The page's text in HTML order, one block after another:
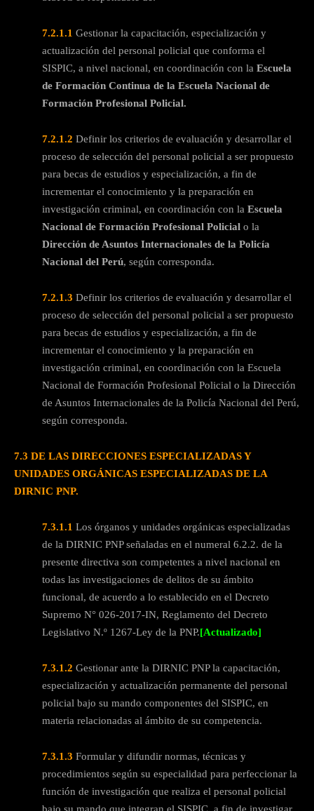
7.2.1.1 Gestionar la capacitación, especialización y
actualización del personal policial que conforma el
SISPIC, a nivel nacional, en coordinación con la Escuela
de Formación Continua de la Escuela Nacional de
Formación Profesional Policial.
7.2.1.2 Definir los criterios de evaluación y desarrollar el
proceso de selección del personal policial a ser propuesto
para becas de estudios y especialización, a fin de
incrementar el conocimiento y la preparación en
investigación criminal, en coordinación con la Escuela
Nacional de Formación Profesional Policial o la
Dirección de Asuntos Internacionales de la Policía
Nacional del Perú, según corresponda.
7.2.1.3 Definir los criterios de evaluación y desarrollar el
proceso de selección del personal policial a ser propuesto
para becas de estudios y especialización, a fin de
incrementar el conocimiento y la preparación en
investigación criminal, en coordinación con la Escuela
Nacional de Formación Profesional Policial o la Dirección
de Asuntos Internacionales de la Policía Nacional del Perú,
según corresponda.
7.3 DE LAS DIRECCIONES ESPECIALIZADAS Y
UNIDADES ORGÁNICAS ESPECIALIZADAS DE LA
DIRNIC PNP.
7.3.1.1 Los órganos y unidades orgánicas especializadas
de la DIRNIC PNP señaladas en el numeral 6.2.2. de la
presente directiva son competentes a nivel nacional en
todas las investigaciones de delitos de su ámbito
funcional, de acuerdo a lo establecido en el Decreto
Supremo N° 026-2017-IN, Reglamento del Decreto
Legislativo N.º 1267-Ley de la PNP.[Actualizado]
7.3.1.2 Gestionar ante la DIRNIC PNP la capacitación,
especialización y actualización permanente del personal
policial bajo su mando componentes del SISPIC, en
materia relacionadas al ámbito de su competencia.
7.3.1.3 Formular y difundir normas, técnicas y
procedimientos según su especialidad para perfeccionar la
función de investigación que realiza el personal policial